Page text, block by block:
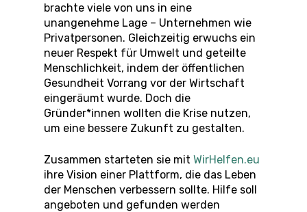
brachte viele von uns in eine
unangenehme Lage – Unternehmen wie
Privatpersonen. Gleichzeitig erwuchs ein
neuer Respekt für Umwelt und geteilte
Menschlichkeit, indem der öffentlichen
Gesundheit Vorrang vor der Wirtschaft
eingeräumt wurde. Doch die
Gründer*innen wollten die Krise nutzen,
um eine bessere Zukunft zu gestalten.
Zusammen starteten sie mit WirHelfen.eu
ihre Vision einer Plattform, die das Leben
der Menschen verbessern sollte. Hilfe soll
angeboten und gefunden werden